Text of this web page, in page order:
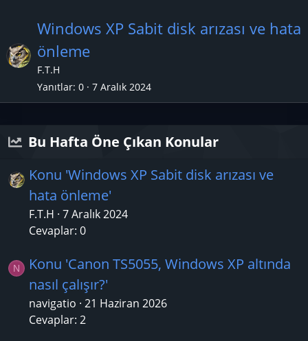
Windows XP Sabit disk arızası ve hata
önleme
F.T.H
Yanıtlar 0 7 Aralık 2024
Bu Hafta Öne Çıkan Konular
Konu 'Windows XP Sabit disk arızası ve
hata önleme'
F.T.H 7 Aralık 2024
Cevaplar: 0
N
Konu 'Canon TS5055, Windows XP altında
nasıl çalışır?'
navigatio 21 Haziran 2026
Cevaplar: 2